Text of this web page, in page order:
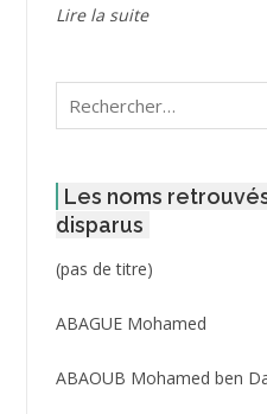
Lire la suite
Rechercher :
Les noms
disparus
(pas de titre)Post
3416
ABAGUE Mohamed
ABAOUB Mohamed ben